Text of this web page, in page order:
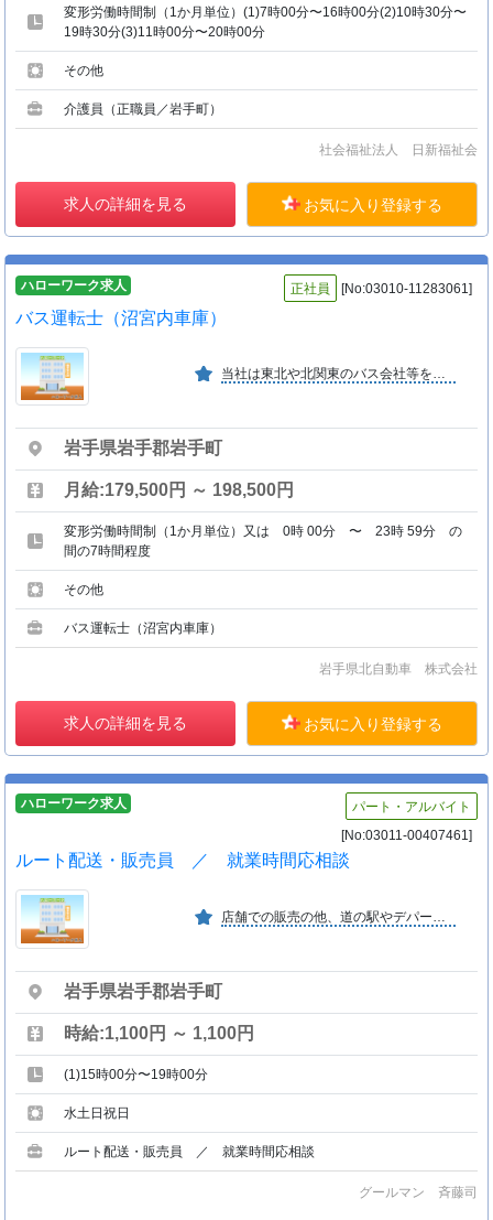
変形労働時間制（1か月単位）(1)7時00分〜16時00分(2)10時30分〜
19時30分(3)11時00分〜20時00分
その他
介護員（正職員／岩手町）
社会福祉法人 日新福祉会
求人の詳細を見る お気に入り登録する
ハローワーク求人 正社員 [No:03010-11283061]
バス運転士（沼宮内車庫）
当社は東北や北関東のバス会社等を傘下に持つ業界大手みちのりグループに属しています。地域の足を担う重要なインフラであると共にＩＣカードなど常に最先端サービスを提供しております。
岩手県岩手郡岩手町
月給:179,500円 ～ 198,500円
変形労働時間制（1か月単位）又は 0時 00分 〜 23時 59分 の
間の7時間程度
その他
バス運転士（沼宮内車庫）
岩手県北自動車 株式会社
求人の詳細を見る お気に入り登録する
ハローワーク求人
パート・アルバイト
[No:03011-00407461]
ルート配送・販売員 ／ 就業時間応相談
店舗での販売の他、道の駅やデパートでの販売も行っております。国産小麦にこだわった安心安全な商品を提供しております。
岩手県岩手郡岩手町
時給:1,100円 ～ 1,100円
(1)15時00分〜19時00分
水土日祝日
ルート配送・販売員 ／ 就業時間応相談
グールマン 斉藤司